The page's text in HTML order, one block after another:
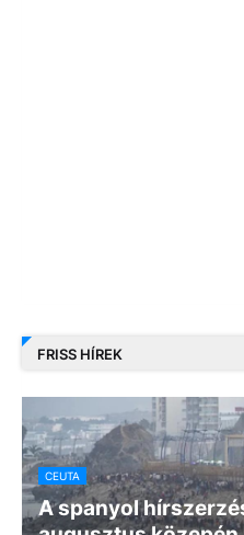
FRISS HÍREK
CEUTA
A spanyol